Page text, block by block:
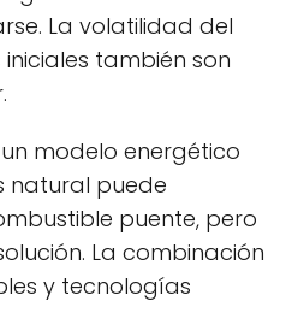
La volatilidad del
también son
modelo energético
natural puede
puente, pero
La combinación
y tecnologías